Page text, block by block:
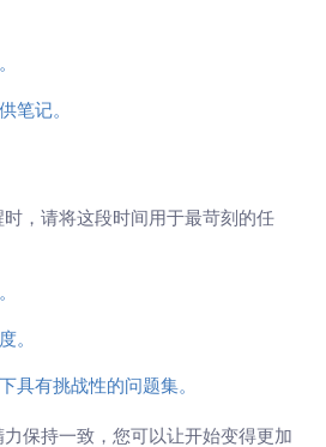
笔记。
，请将这段时间用于最苛刻的任
。
具有挑战性的问题集。
保持一致，您可以让开始变得更加